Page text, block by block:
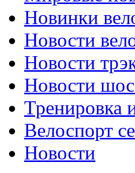
Новинки
Новости
Новости
Новости
Тренировка
Велоспорт
Новости